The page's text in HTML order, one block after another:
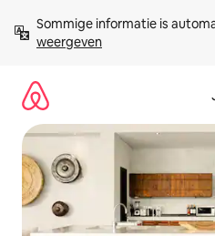
direct
naar
Sommige informatie is
weergeven